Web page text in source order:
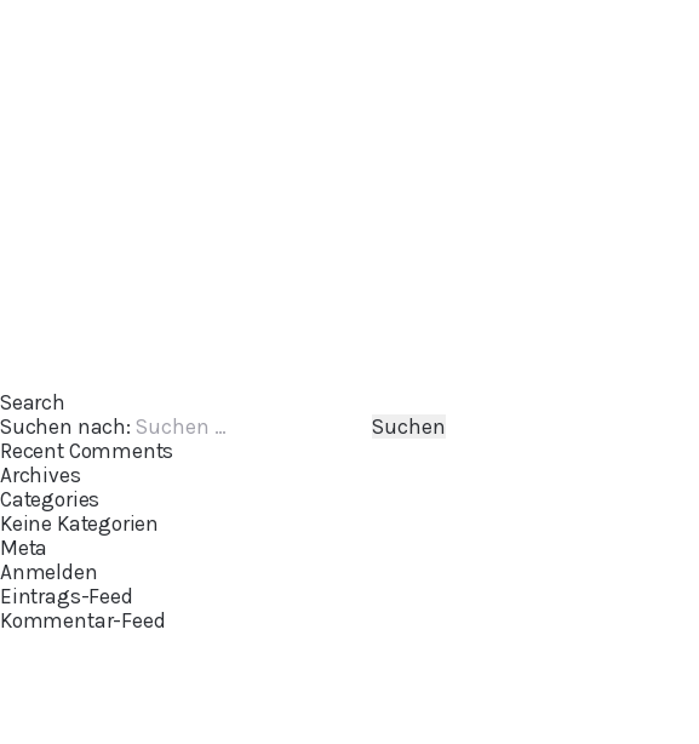
Search
Suchen nach:
Recent Comments
Archives
Categories
Keine Kategorien
Meta
Anmelden
Eintrags-Feed
Kommentar-Feed